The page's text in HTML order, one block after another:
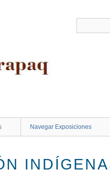
Navegar Exposiciones